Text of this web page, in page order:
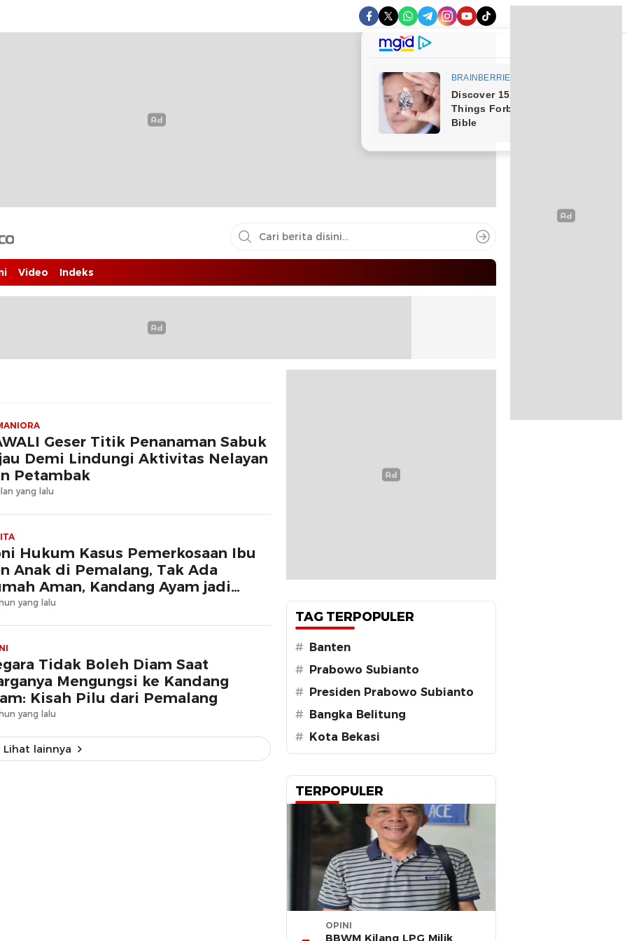
Video Indeks
Geser Titik Penanaman Sabuk
Demi Lindungi Aktivitas Nelayan
Petambak
yang lalu
Hukum Kasus Pemerkosaan Ibu
Anak di Pemalang, Tak Ada
Aman, Kandang Ayam jadi
Perlindungan
yang lalu
Tidak Boleh Diam Saat
Mengungsi ke Kandang
Kisah Pilu dari Pemalang
yang lalu
Lihat lainnya
TAG TERPOPULER
# Banten
# Prabowo Subianto
# Presiden Prabowo Subianto
# Bangka Belitung
# Kota Bekasi
TERPOPULER
OPINI
BBWM Kilang LPG Milik